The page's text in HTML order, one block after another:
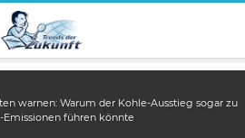
warnen: Warum der Kohle-Ausstieg sogar zu
Emissionen führen könnte